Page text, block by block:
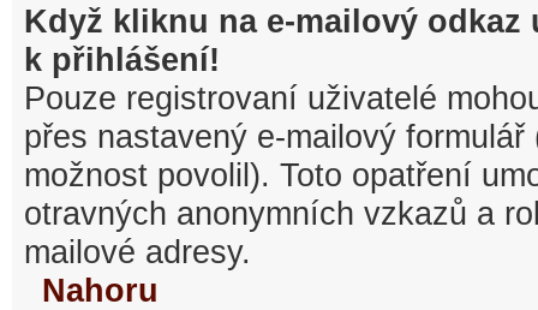
Když kliknu na e-mailový odkaz
k přihlášení!
Pouze registrovaní uživatelé
přes nastavený e-mailový
možnost povolil). Toto opatření
otravných anonymních vzkazů a
mailové adresy.
Nahoru